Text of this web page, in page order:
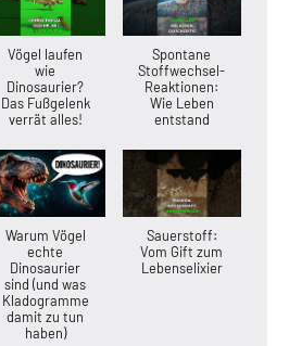
Vögel laufen
wie
Dinosaurier?
Das Fußgelenk
verrät alles!
Spontane
Stoffwechsel-
Reaktionen:
Wie Leben
entstand
Warum Vögel
echte
Dinosaurier
sind (und was
Kladogramme
damit zu tun
haben)
Sauerstoff:
Vom Gift zum
Lebenselixier